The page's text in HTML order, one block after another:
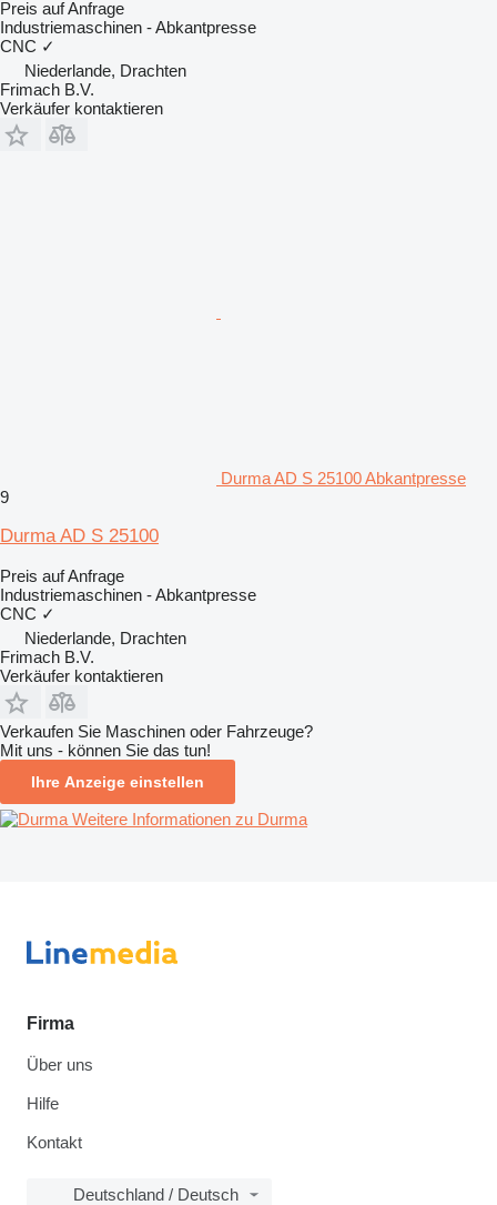
Preis auf Anfrage
Industriemaschinen - Abkantpresse
CNC ✓
Niederlande, Drachten
Frimach B.V.
Verkäufer kontaktieren
Durma AD S 25100 Abkantpresse
9
Durma AD S 25100
Preis auf Anfrage
Industriemaschinen - Abkantpresse
CNC ✓
Niederlande, Drachten
Frimach B.V.
Verkäufer kontaktieren
Verkaufen Sie Maschinen oder Fahrzeuge?
Mit uns - können Sie das tun!
Ihre Anzeige einstellen
Weitere Informationen zu Durma
Firma
Über uns
Hilfe
Kontakt
Deutschland / Deutsch